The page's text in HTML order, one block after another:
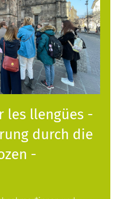
les llengües -
durch die
-